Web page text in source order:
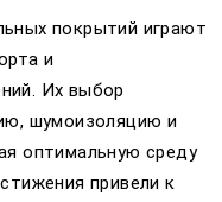
покрытий играют
и
Их выбор
шумоизоляцию и
оптимальную среду
привели к